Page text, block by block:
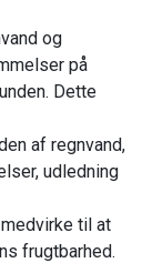
og
på
Dette
af regnvand,
udledning
til at
frugtbarhed.